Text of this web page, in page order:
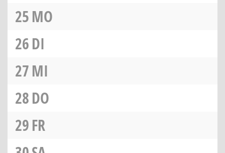
25MO
26DI
27MI
28DO
29FR